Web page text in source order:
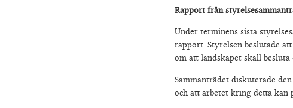
Rapport från
Under terminens sista
rapport. Styrelsen beslutade
om att landskapet skall
Sammanträdet diskuterade
och att arbetet kring detta kan